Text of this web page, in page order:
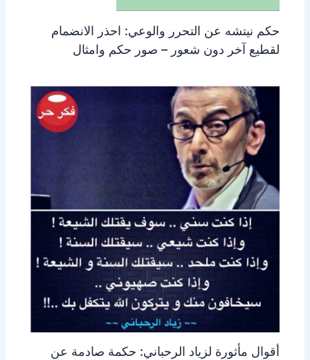
حكم نيتشه عن التحرر والوعي: احذر الانضمام
لقطيع آخر دون شعور – صور حكم وامثال
أقوال مأثورة لزياد الرحباني: حكمة صادمة عن